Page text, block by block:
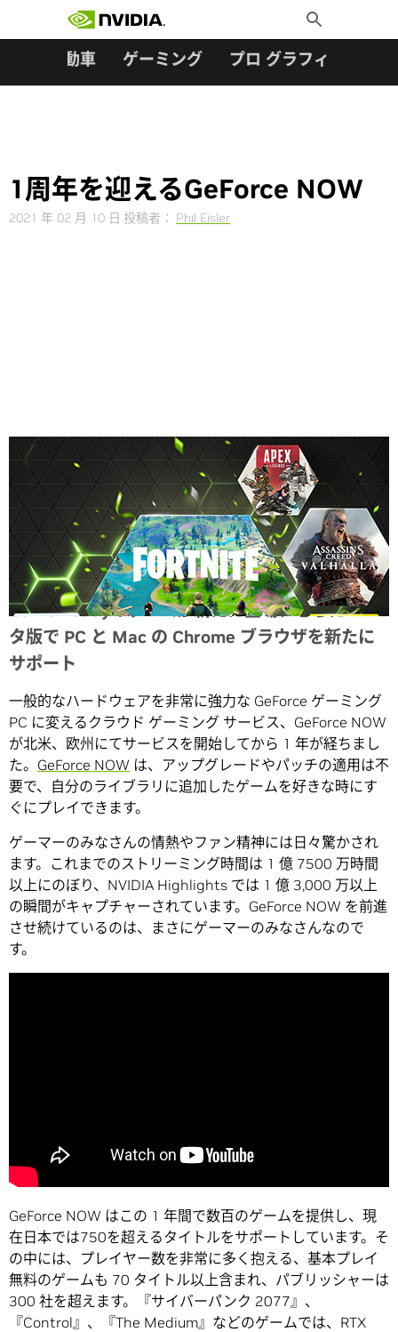
Toggle
Search
自動車 ゲーミング プロ グラフィックス
1周年を迎えるGeForce NOW
2021 年 02 月 10 日 投稿者： Phil Eisler
Share
Game Readyのゲームが新たに登場、さらにベー
タ版で PC と Mac の Chrome ブラウザを新たに
サポート
一般的なハードウェアを非常に強力な GeForce ゲーミング
PC に変えるクラウド ゲーミング サービス、GeForce NOW
が北米、欧州にてサービスを開始してから 1 年が経ちまし
た。 GeForce NOW は、アップグレードやパッチの適用は不
要で、自分のライブラリに追加したゲームを好きな時にす
ぐにプレイできます。
ゲーマーのみなさんの情熱やファン精神には日々驚かされ
ます。これまでのストリーミング時間は 1 億 7500 万時間
以上にのぼり、NVIDIA Highlights では 1 億 3,000 万以上
の瞬間がキャプチャーされています。GeForce NOW を前進
させ続けているのは、まさにゲーマーのみなさんなので
す。
GeForce NOW はこの 1 年間で数百のゲームを提供し、現
在日本では750を超えるタイトルをサポートしています。そ
の中には、プレイヤー数を非常に多く抱える、基本プレイ
無料のゲームも 70 タイトル以上含まれ、パブリッシャーは
300 社を超えます。『サイバーパンク 2077』、
『Control』、『The Medium』などのゲームでは、RTX